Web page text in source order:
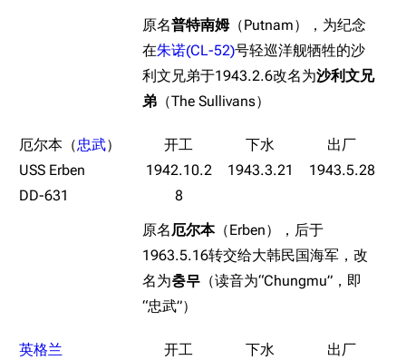
战区支队基地
工程局
历次活动关卡图标
舰娘对话小剧场
舰船造船厂一览
舰船归宿一览
舰名溯源
舰艇徽章与格言
蒸汽轮机基础
美海军惯导系统
意大利军舰一览
旧日本八八舰队
原名普特南姆（Putnam），为纪念
在朱诺(CL-52)号轻巡洋舰牺牲的沙
利文兄弟于1943.2.6改名为沙利文兄
弟 （The Sullivans）
厄尔本（忠武）
USS Erben
DD-631
1942.10.2
8
1943.3.21 1943.5.28
原名厄尔本（Erben），后于
1963.5.16转交给大韩民国海军，改
名为충무 （读音为“Chungmu”，即
“忠武”）
英格兰